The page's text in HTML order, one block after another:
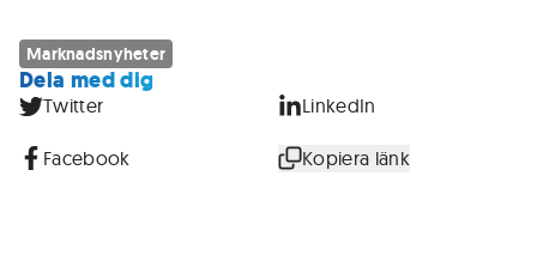
Marknadsnyheter
Dela med dig
Twitter LinkedIn
Facebook Kopiera länk